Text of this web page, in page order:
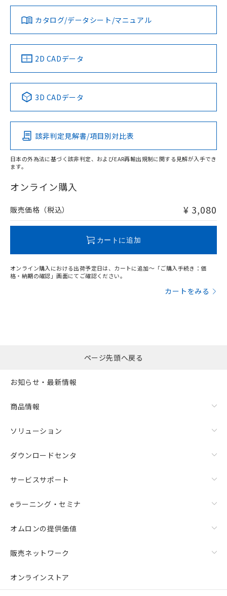
ダウンロードデータをご利用いただく前に、以下を必ずお読
みください。
ソフトウェアの使用条件
対応済み
中国 RoHS 注意事項・凡例
Pb Hg Cd Cr(VI)
O
在庫等で未対応品が混在する可能性があります。
問い合わせください。
カタログ/データシート/マニュアル
2D CADデータ
3D CADデータ
該非判定見解書/項目別対比表
日本の外為法に基づく該非判定、およびEAR再輸出規制に関する見解が入手でき
ます。
オンライン購入
販売価格（税込） ¥ 3,080
カートに追加
オンライン購入における出荷予定日は、カートに追加～「ご購入手続き：価
格・納期の確認」画面にてご確認ください。
カートをみる
ページ先頭へ戻る
お知らせ・最新情報
商品情報
ソリューション
ダウンロードセンタ
サービスサポート
eラーニング・セミナ
オムロンの提供価値
販売ネットワーク
オンラインストア